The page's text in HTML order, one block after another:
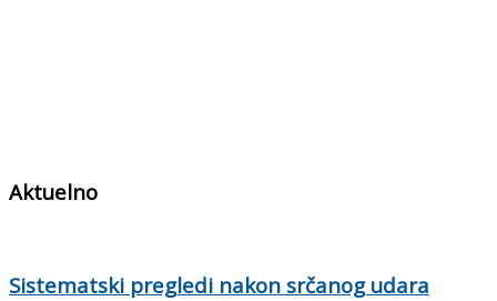
Aktuelno
Sistematski pregledi nakon srčanog udara